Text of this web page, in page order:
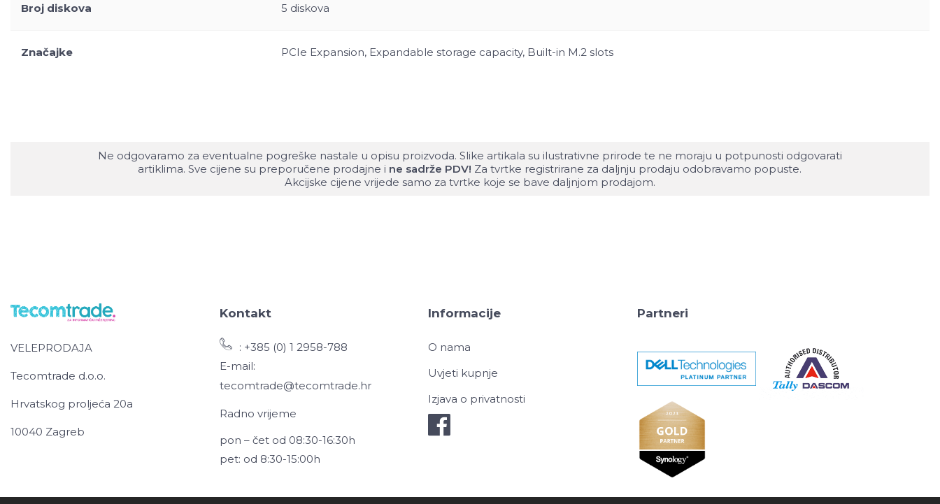
Broj diskova 5 diskova
Značajke PCIe Expansion, Expandable storage capacity, Built-in M.2 slots
Ne odgovaramo za eventualne pogreške nastale u opisu proizvoda. Slike artikala su ilustrativne prirode te ne moraju u potpunosti odgovarati
artiklima. Sve cijene su preporučene prodajne i ne sadrže PDV! Za tvrtke registrirane za daljnju prodaju odobravamo popuste.
Akcijske cijene vrijede samo za tvrtke koje se bave daljnjom prodajom.
VELEPRODAJA
Tecomtrade d.o.o.
Hrvatskog proljeća 20a
10040 Zagreb
Kontakt
: +385 (0) 1 2958-788
E-mail:
tecomtrade@tecomtrade.hr
Radno vrijeme
pon – čet od 08:30-16:30h
pet: od 8:30-15:00h
Informacije
O nama
Uvjeti kupnje
Izjava o privatnosti
Partneri